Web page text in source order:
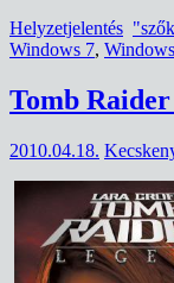
Helyzetjelentés
Windows 7,
Tomb Raider
2010.04.18.